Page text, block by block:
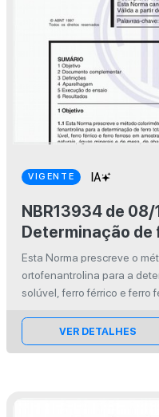
VIGENTE
NBR13934 de 08/1997 - Água -
Determinação
colorimétrico da
Esta Norma prescreve o
ortofenantrolina para a
solúvel, ferro férrico e ferro
residuárias domésticas e
VER DETALHES